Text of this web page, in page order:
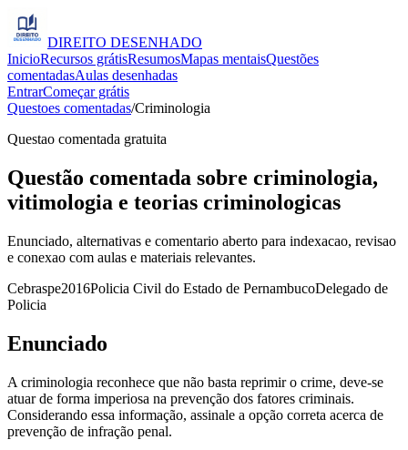
DIREITO DESENHADO
InicioRecursos grátisResumosMapas mentaisQuestões
comentadasAulas desenhadas
EntrarComeçar grátis
Questoes comentadas/Criminologia
Questao comentada gratuita
Questão comentada sobre criminologia,
vitimologia e teorias criminologicas
Enunciado, alternativas e comentario aberto para indexacao, revisao
e conexao com aulas e materiais relevantes.
Cebraspe2016Policia Civil do Estado de PernambucoDelegado de
Policia
Enunciado
A criminologia reconhece que não basta reprimir o crime, deve-se
atuar de forma imperiosa na prevenção dos fatores criminais.
Considerando essa informação, assinale a opção correta acerca de
prevenção de infração penal.